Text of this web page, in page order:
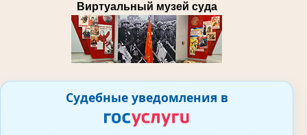
Виртуальный музей суда
Судебные уведомления в